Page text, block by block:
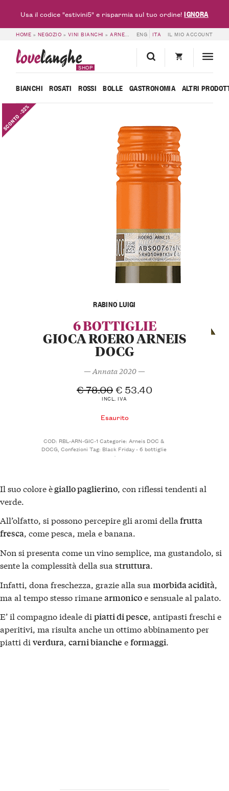
HOME » NEGOZIO » VINI BIANCHI »ARNEIS DOC & DOCG » 6 BOTTIGLIE DI
ENG ITA IL MIO ACCOUNT
lovelanghe
SHOP
BIANCHI ROSATI ROSSI BOLLE GASTRONOMIA ALTRI
SCONTO -32%
RABINO LUIGI
6 BOTTIGLIE
GIOCA ROERO ARNEIS
DOCG
— Annata 2020 —
€78.00 € 53.40
INCL. IVA
Esaurito
COD: RBL-ARN-GIC-1 Categorie:Arneis DOC &
DOCG, Confezioni Tag: Black Friday - 6 bottiglie
Il suo colore ègiallo paglierino, con riflessi tendenti al
verde.
All’olfatto, si possono percepire gli aromi della frutta
fresca, come pesca, mela e banana.
Non si presenta come un vino semplice, ma gustandolo, si
sente la complessità della sua struttura.
Infatti, dona freschezza, grazie alla sua morbida acidità
ma al tempo stesso rimanearmonicoe sensuale al palato.
E’ il compagno ideale di piatti di pesce, antipasti freschi e
aperitivi, ma risulta anche un ottimo abbinamento per
piatti di verdura, carni bianche eformaggi.
Usa il codice "estivini5" e risparmia sul tuo ordine!IGNORA